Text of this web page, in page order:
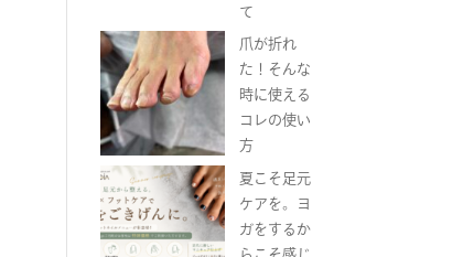
て
爪が折れ
た！そんな
時に使える
コレの使い
方
夏こそ足元
ケアを。ヨ
ガをするか